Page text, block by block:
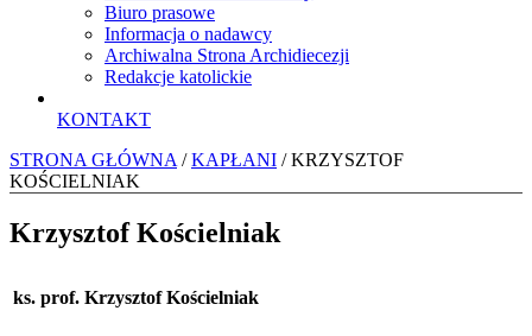
Biuro prasowe
Informacja o nadawcy
Archiwalna Strona Archidiecezji
Redakcje katolickie
KONTAKT
STRONA GŁÓWNA /KAPŁANI / KRZYSZTOF
KOŚCIELNIAK
Krzysztof Kościelniak
ks. prof. Krzysztof Kościelniak